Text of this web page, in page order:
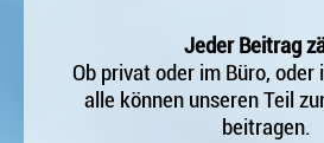
Jeder Beitrag
Ob privat oder im Büro,
alle können unseren Teil
beitragen.